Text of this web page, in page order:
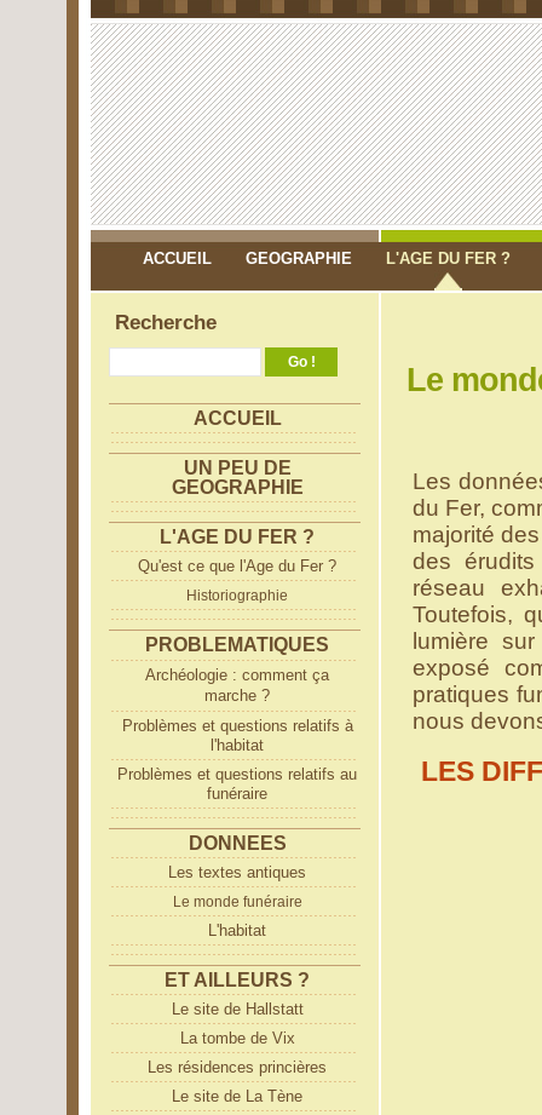
ACCUEIL GEOGRAPHIE L'AGE DU FER ?
BILBLIO/LIENS
Recherche
ACCUEIL
UN PEU DE
GEOGRAPHIE
L'AGE DU FER ?
Qu'est ce que l'Age du Fer ?
Historiographie
PROBLEMATIQUES
Archéologie : comment ça
marche ?
Problèmes et questions relatifs à
l'habitat
Problèmes et questions relatifs au
funéraire
DONNEES
Les textes antiques
Le monde funéraire
L'habitat
ET AILLEURS ?
Le site de Hallstatt
La tombe de Vix
Les résidences princières
Le site de La Tène
Le
Les
du Fer,
majorité
des
réseau
Toutefois,
lumière
exposé
pratiques
nous
LES